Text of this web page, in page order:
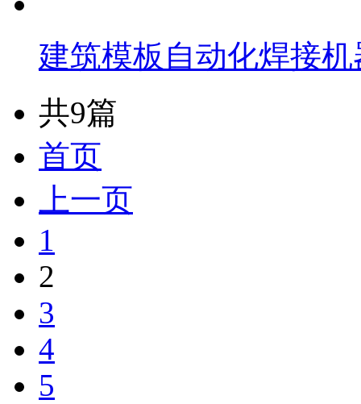
建筑模板自动化焊接
共9篇
首页
上一页
1
2
3
4
5